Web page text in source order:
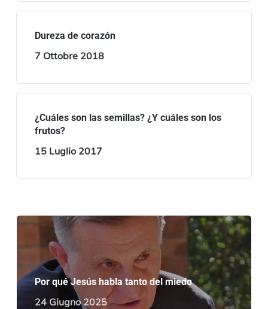
Dureza de corazón
7 Ottobre 2018
¿Cuáles son las semillas? ¿Y cuáles son los
frutos?
15 Luglio 2017
Por qué Jesús habla tanto del miedo
24 Giugno 2025